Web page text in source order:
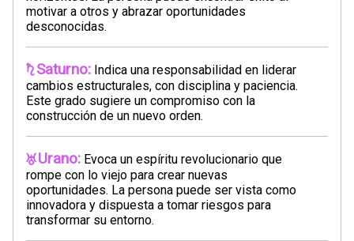
motivar a otros y abrazar oportunidades
desconocidas.
Saturno: Indica una responsabilidad en liderar
cambios estructurales, con disciplina y paciencia.
Este grado sugiere un compromiso con la
construcción de un nuevo orden.
Urano: Evoca un espíritu revolucionario que
rompe con lo viejo para crear nuevas
oportunidades. La persona puede ser vista como
innovadora y dispuesta a tomar riesgos para
transformar su entorno.